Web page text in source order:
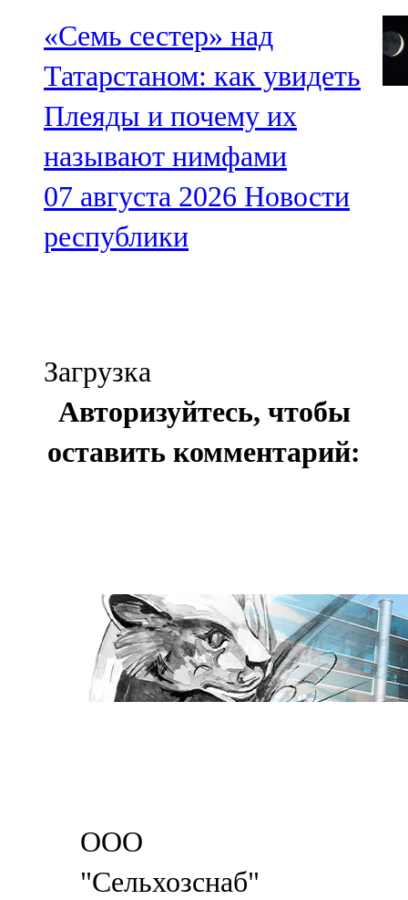
«Семь сестер» над
Татарстаном: как увидеть
Плеяды и почему их
называют нимфами
07 августа 2026 Новости
республики
Загрузка
Авторизуйтесь, чтобы
оставить комментарий:
ООО
"Сельхозснаб"